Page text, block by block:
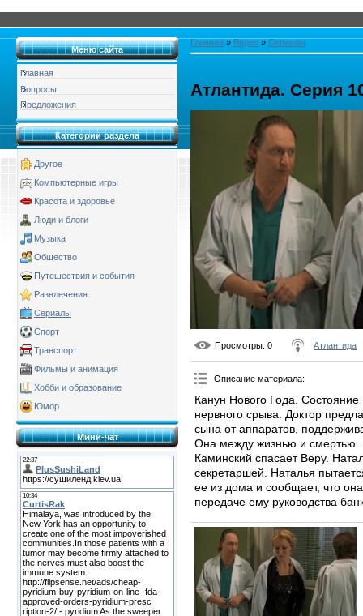
Меню сайта
Главная
Вопросы
Предложения
Категории раздела
Другое
Компьютерные игры
Красота и здоровье
Люди и блоги
Музыка
Общество
Путешествия и события
Развлечения
Сериалы
Спорт
Транспорт
Фильмы и анимация
Хобби и образование
Юмор
Мини-чат
Главная » Видео » Сериалы
Атлантида. Серия
Просмотры: 0 Атлантида
Описание материала:
Канун Нового Года.
нервного срыва. Доктор
сына от аппаратов,
Она между жизнью и смертью.
Каминский спасает Веру.
секретаршей. Наталья
ее из дома и сообщает, что
передаче ему руководства